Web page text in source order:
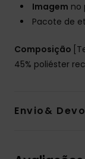
Imagem no
Pacote de
Composição
45% poliéster
Envio&